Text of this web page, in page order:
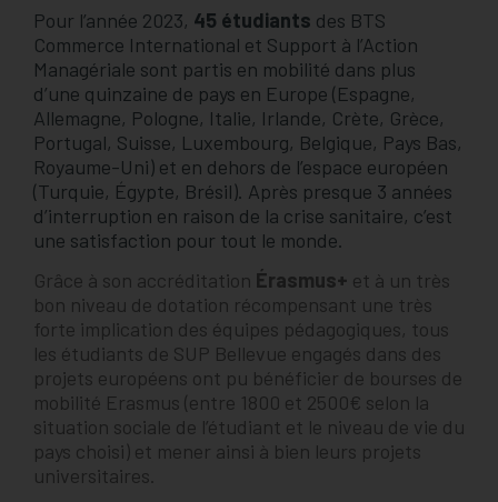
Pour l’année 2023, 45 étudiants des BTS
Commerce International et Support à l’Action
Managériale sont partis en mobilité dans plus
d’une quinzaine de pays en Europe (Espagne,
Allemagne, Pologne, Italie, Irlande, Crète, Grèce,
Portugal, Suisse, Luxembourg, Belgique, Pays Bas,
Royaume-Uni) et en dehors de l’espace européen
(Turquie, Égypte, Brésil). Après presque 3 années
d’interruption en raison de la crise sanitaire, c’est
une satisfaction pour tout le monde.
Grâce à son accréditation Érasmus+ et à un très
bon niveau de dotation récompensant une très
forte implication des équipes pédagogiques, tous
les étudiants de SUP Bellevue engagés dans des
projets européens ont pu bénéficier de bourses de
mobilité Erasmus (entre 1800 et 2500€ selon la
situation sociale de l’étudiant et le niveau de vie du
pays choisi) et mener ainsi à bien leurs projets
universitaires.